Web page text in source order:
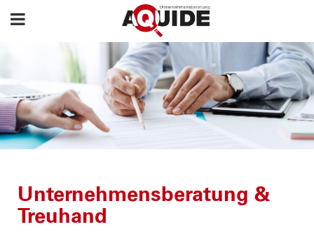
Unternehmensberatung &
Treuhand